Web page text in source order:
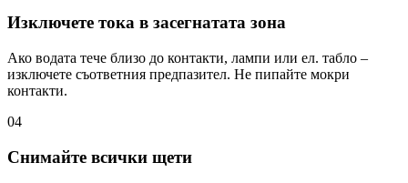
Изключете тока в засегнатата зона
Ако водата тече близо до контакти, лампи или ел. табло –
изключете съответния предпазител. Не пипайте мокри
контакти.
04
Снимайте всички щети